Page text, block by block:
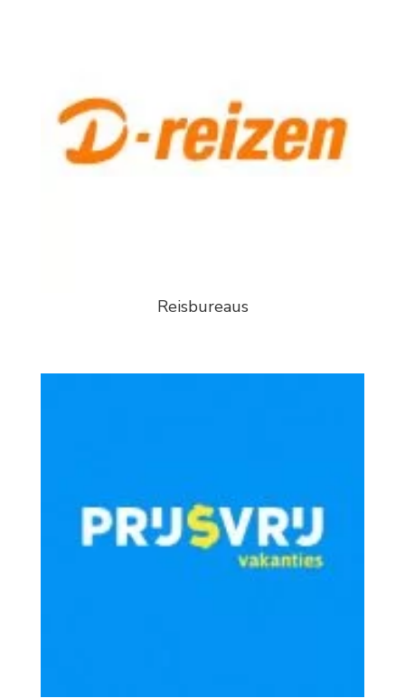
Reisbureaus